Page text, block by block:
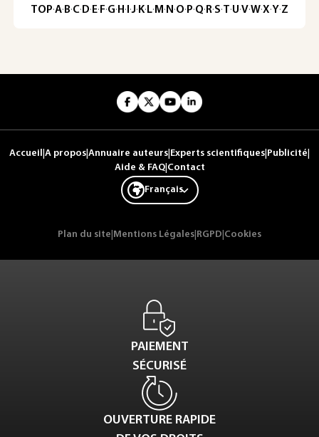
TOP·A·B·C· D· E· F·G· H · ·J· K· L· M · N ·O· P·Q· R·S·T·U·V·W·X·Y·Z
Accueil A propos Annuaire auteurs Experts scientifiques Publicité
Aide & FAQ| Contact
Français
Plan du site Mentions Légales RGPD Cookies
PAIEMENT
SÉCURISÉ
OUVERTURE RAPIDE